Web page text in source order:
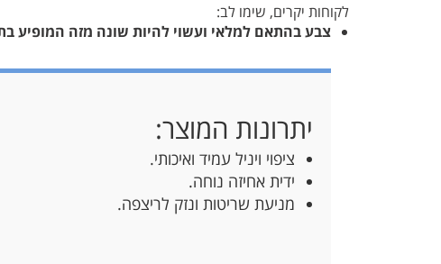
לקוחות יקרים, שימו לב:
צבע בהתאם למלאי ועשוי להיות שונה מזה המופיע
יתרונות המוצר:
ציפוי ויניל עמיד ואיכותי.
ידית אחיזה נוחה.
מניעת שריטות ונזק לריצפה.